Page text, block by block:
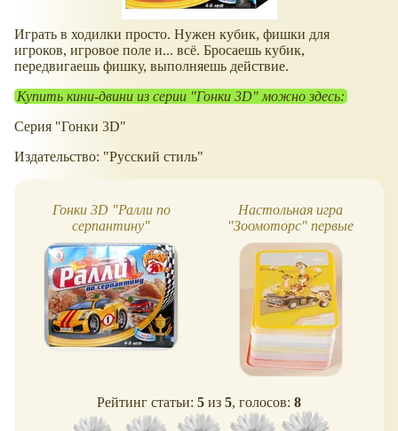
Играть в ходилки просто. Нужен кубик, фишки для
игроков, игровое поле и... всё. Бросаешь кубик,
передвигаешь фишку, выполняешь действие.
Купить кини-двини из серии "Гонки 3D" можно здесь:
Серия "Гонки 3D"
Издательство: "Русский стиль"
Гонки 3D "Ралли по
серпантину"
Настольная игра
"Зоомоторс" первые
впечатления
Рейтинг статьи: 5 из 5, голосов: 8